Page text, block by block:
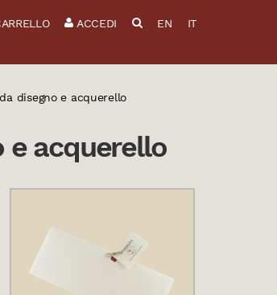
ACCEDI EN IT
disegno e acquerello
e acquerello